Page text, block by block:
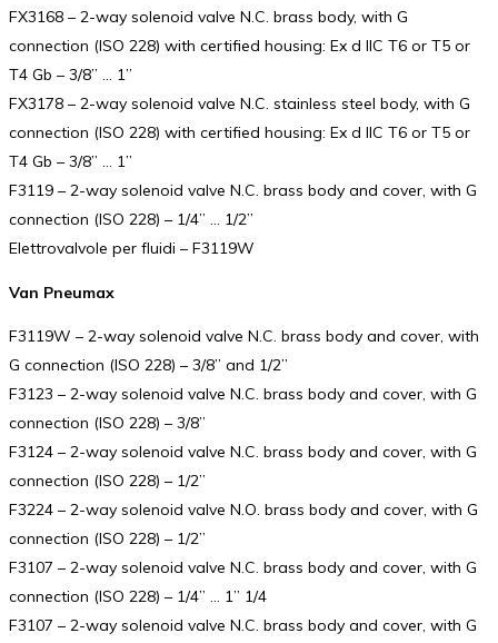
FX3168 – 2-way solenoid valve N.C. brass body, with G
connection (ISO 228) with certified housing: Ex d IIC T6 or T5 or
T4 Gb – 3/8” … 1”
FX3178 – 2-way solenoid valve N.C. stainless steel body, with G
connection (ISO 228) with certified housing: Ex d IIC T6 or T5 or
T4 Gb – 3/8” … 1”
F3119 – 2-way solenoid valve N.C. brass body and cover, with G
connection (ISO 228) – 1/4” … 1/2”
Elettrovalvole per fluidi – F3119W
Van Pneumax
F3119W – 2-way solenoid valve N.C. brass body and cover, with
G connection (ISO 228) – 3/8” and 1/2”
F3123 – 2-way solenoid valve N.C. brass body and cover, with G
connection (ISO 228) – 3/8”
F3124 – 2-way solenoid valve N.C. brass body and cover, with G
connection (ISO 228) – 1/2”
F3224 – 2-way solenoid valve N.O. brass body and cover, with G
connection (ISO 228) – 1/2”
F3107 – 2-way solenoid valve N.C. brass body and cover, with G
connection (ISO 228) – 1/4” … 1” 1/4
F3107 – 2-way solenoid valve N.C. brass body and cover, with G